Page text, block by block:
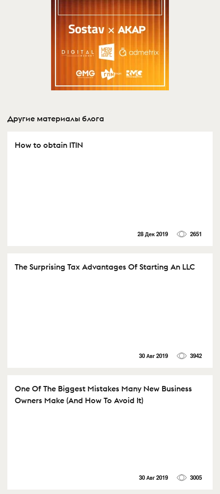
Другие материалы блога
How to obtain ITIN
28 Дек 2019 2651
The Surprising Tax Advantages Of Starting An LLC
30 Авг 2019 3942
One Of The Biggest Mistakes Many New Business
Owners Make (And How To Avoid It)
30 Авг 2019 3005